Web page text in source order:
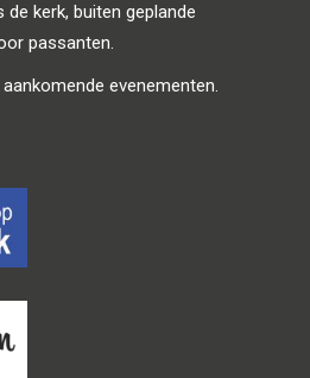
kerk, buiten geplande
passanten.
evenementen.